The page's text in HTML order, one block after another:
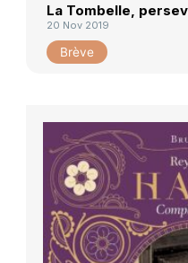
La Tombelle,
20 Nov 2019
Brève